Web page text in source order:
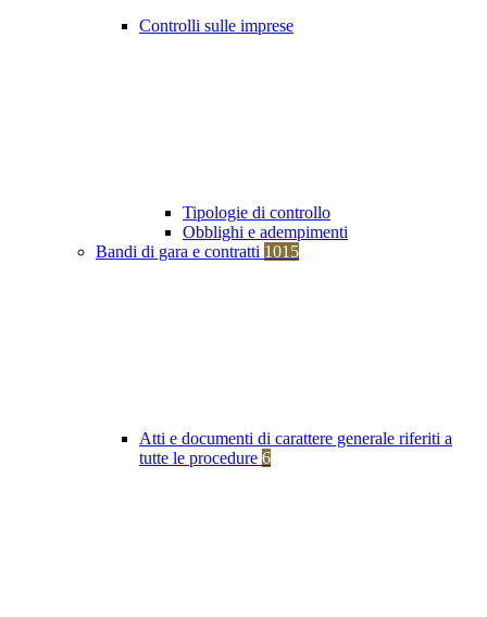
Controlli sulle imprese
Tipologie di controllo
Obblighi e adempimenti
Bandi di gara e contratti 1015
Atti e documenti di carattere generale riferiti a
tutte le procedure 6